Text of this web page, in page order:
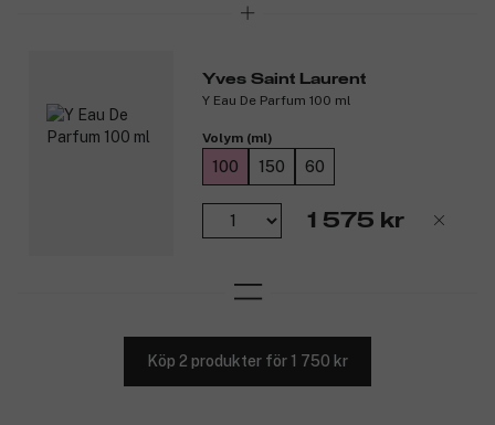
Högkvalitativt hantverk: Tillverkad i Tyskland och
Produktnummer: 3300422
Yves Saint Laurent
Y Eau De Parfum 100 ml
Volym (ml)
100 150 60
1 575 kr
Köp 2 produkter för 1 750 kr